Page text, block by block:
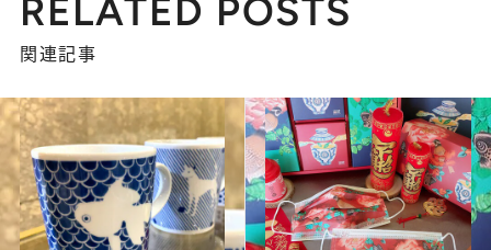
RELATED POSTS
関連記事